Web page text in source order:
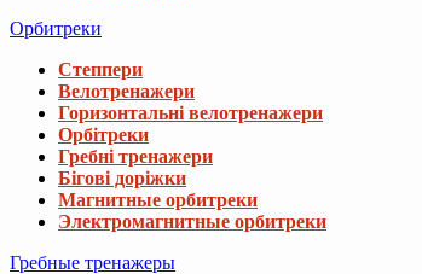
Орбитреки
Степпери
Велотренажери
Горизонтальні велотренажери
Орбітреки
Гребні тренажери
Бігові доріжки
Магнитные орбитреки
Электромагнитные орбитреки
Гребные тренажеры
Мы подобрали для вас похожие
6 857 грн